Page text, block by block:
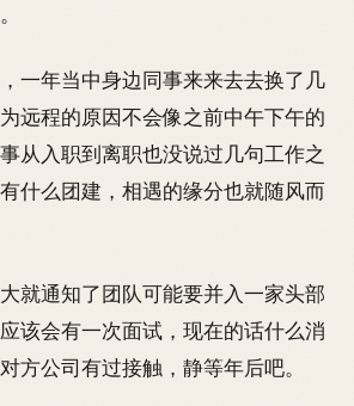
一年当中身边同事来来去去换了几
远程的原因不会像之前中午下午的
从入职到离职也没说过几句工作之
什么团建，相遇的缘分也就随风而
就通知了团队可能要并入一家头部
该会有一次面试，现在的话什么消
方公司有过接触，静等年后吧。